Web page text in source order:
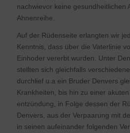
nachwievor keine gesundheitlichen
Ahnenreihe.
Auf der Rüdenseite erlangten wir
Kenntnis, dass über die Vaterlinie
Einhoder vererbt wurden. Unter
stellten sich gleichfalls
durchlief u.a ein Bruder Denvers
Krankheiten, bis hin zu einer
entzündung, in Folge dessen der
Denvers, aus der Verpaarung mit
in seinen aufeinander folgenden